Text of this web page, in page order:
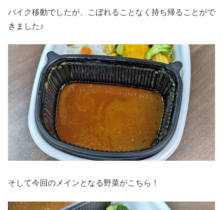
バイク移動でしたが、こぼれることなく持ち帰ることがで
きました♪
そして今回のメインとなる野菜がこちら！